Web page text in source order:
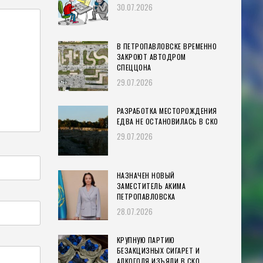
30.07.2026
В ПЕТРОПАВЛОВСКЕ ВРЕМЕННО
ЗАКРОЮТ АВТОДРОМ
СПЕЦЦОНА
29.07.2026
РАЗРАБОТКА МЕСТОРОЖДЕНИЯ
ЕДВА НЕ ОСТАНОВИЛАСЬ В СКО
29.07.2026
НАЗНАЧЕН НОВЫЙ
ЗАМЕСТИТЕЛЬ АКИМА
ПЕТРОПАВЛОВСКА
28.07.2026
КРУПНУЮ ПАРТИЮ
БЕЗАКЦИЗНЫХ СИГАРЕТ И
АЛКОГОЛЯ ИЗЪЯЛИ В СКО